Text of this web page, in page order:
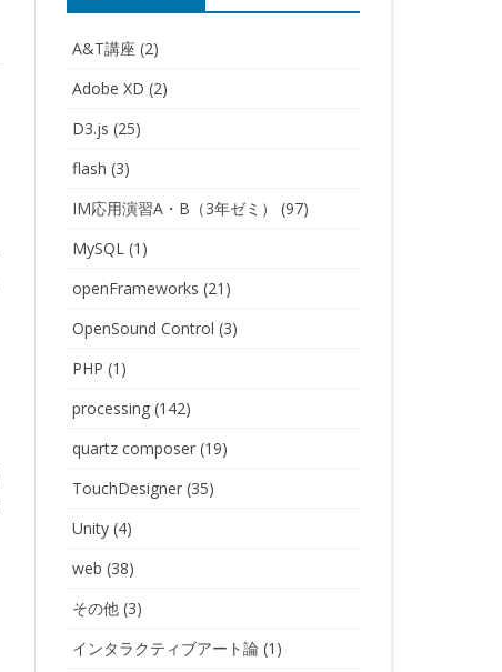
A&T講座 (2)
Adobe XD (2)
D3.js (25)
flash (3)
IM応用演習A・B（3年ゼミ）
(97)
MySQL(1)
openFrameworks (21)
OpenSound Control (3)
PHP (1)
processing(142)
quartz composer(19)
TouchDesigner(35)
Unity(4)
web (38)
その他(3)
インタラクティブアート論(1)